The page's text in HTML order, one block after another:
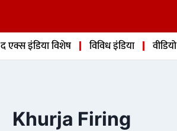
द एक्स इंडिया विशेष विविध इंडिया वीडियो
Khurja Firing